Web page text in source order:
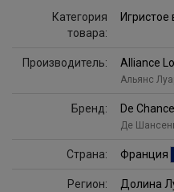
Категория
товара:
Игристое
Производитель: Alliance
Альянс
Бренд: De
Де
Страна: Франция
Регион: Долина